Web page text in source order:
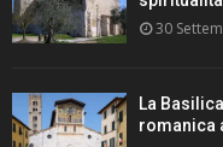
30
La
romanica